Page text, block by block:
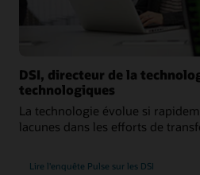
DSI, directeur de la
technologiques
La technologie évolue si
lacunes dans les efforts de
Lire l'enquête Pulse sur les DSI